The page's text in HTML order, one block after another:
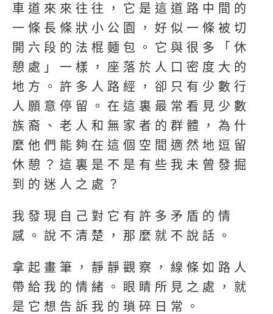
車道來來往往，它是這道路中間的
一條長條狀小公園，好似一條被切
開六段的法棍麵包。它與很多「休
憩處」一樣，座落於人口密度大的
地方。許多人路經，卻只有少數行
人願意停留。在這裏最常看見少數
族裔、老人和無家者的群體，為什
麼他們能夠在這個空間適然地逗留
休憩？這裏是不是有些我未曾發掘
到的迷人之處？
我發現自己對它有許多矛盾的情
感。說不清楚，那麼就不說話。
拿起畫筆，靜靜觀察，線條如路人
帶給我的情緒。眼睛所見之處，就
是它想告訴我的瑣碎日常。